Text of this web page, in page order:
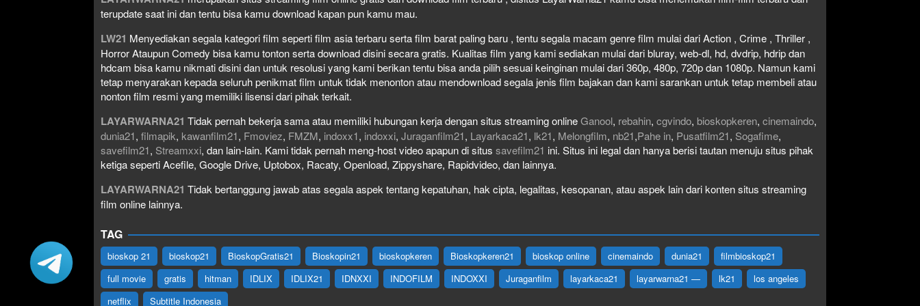
terupdate saat ini dan tentu bisa kamu download kapan pun kamu mau.
LW21 Menyediakan segala kategori film seperti film asia terbaru serta film barat paling baru , tentu segala macam genre film mulai dari Action , Crime , Thriller ,
Horror Ataupun Comedy bisa kamu tonton serta download disini secara gratis. Kualitas film yang kami sediakan mulai dari bluray, web-dl, hd, dvdrip, hdrip dan
hdcam bisa kamu nikmati disini dan untuk resolusi yang kami berikan tentu bisa anda pilih sesuai keinginan mulai dari 360p, 480p, 720p dan 1080p. Namun kami
tetap menyarakan kepada seluruh penikmat film untuk tidak menonton atau mendownload segala jenis film bajakan dan kami sarankan untuk tetap membeli atau
nonton film resmi yang memiliki lisensi dari pihak terkait.
LAYARWARNA21 Tidak pernah bekerja sama atau memiliki hubungan kerja dengan situs streaming onlineGanool, rebahin, cgvindo, bioskopkeren, cinemaindo,
dunia21, filmapik, kawanfilm21, Fmoviez, FMZM, indoxx1, indoxxi, Juraganfilm21, Layarkaca21, lk21, Melongfilm, nb21,Pahe in, Pusatfilm21, Sogafime,
savefilm21, Streamxxi, dan lain-lain. Kami tidak pernah meng-host video apapun di situs savefilm21 ini. Situs ini legal dan hanya berisi tautan menuju situs pihak
ketiga seperti Acefile, Google Drive, Uptobox, Racaty, Openload, Zippyshare, Rapidvideo, dan lainnya.
LAYARWARNA21 Tidak bertanggung jawab atas segala aspek tentang kepatuhan, hak cipta, legalitas, kesopanan, atau aspek lain dari konten situs streaming
film online lainnya.
TAG
bioskop 21 bioskop21 BioskopGratis21 Bioskopin21 bioskopkeren Bioskopkeren21 bioskop online cinemaindo dunia21
filmbioskop21
full movie
gratis hitman IDLIX IDLIX21 IDNXXI INDOFILM INDOXXI Juraganfilm layarkaca21 layarwarna21 — lk21
los angeles
netflix
Subtitle Indonesia